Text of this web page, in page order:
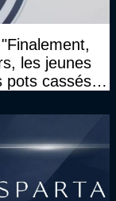
les jeunes
pots cassés